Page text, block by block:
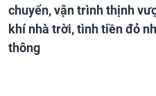
chuyển, vận trình thịnh
khí nhà trời, tình tiền đỏ
thông